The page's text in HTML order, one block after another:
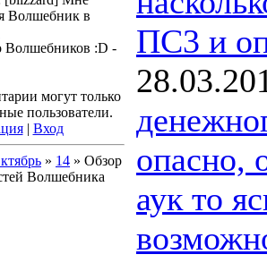
Волшебник в
Волшебников :D -
могут только
пользователи.
| Вход
» 14 » Обзор
Волшебника
ПС3 и
опасно,
аук то